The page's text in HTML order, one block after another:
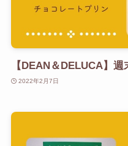
【DEAN＆DELUCA】
2022年2月7日